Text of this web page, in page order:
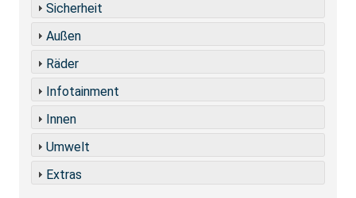
Sicherheit
Außen
Räder
Infotainment
Innen
Umwelt
Extras